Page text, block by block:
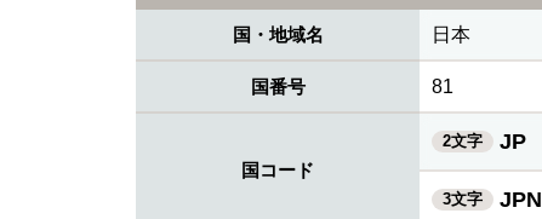
国・地域名 日本
国番号 81
国コード
2文字 JP
3文字 JPN